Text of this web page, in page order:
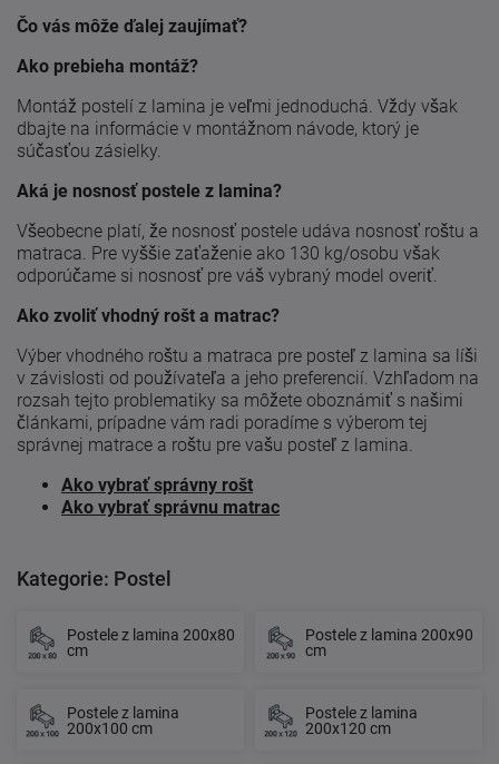
Čo vás môže ďalej zaujímať?
Ako prebieha montáž?
Montáž postelí z lamina je veľmi jednoduchá. Vždy však
dbajte na informácie v montážnom návode, ktorý je
súčasťou zásielky.
Aká je nosnosť postele z lamina?
Všeobecne platí, že nosnosť postele udáva nosnosť roštu a
matraca. Pre vyššie zaťaženie ako 130 kg/osobu však
odporúčame si nosnosť pre váš vybraný model overiť.
Ako zvoliť vhodný rošt a matrac?
Výber vhodného roštu a matraca pre posteľ z lamina sa líši
v závislosti od používateľa a jeho preferencií. Vzhľadom na
rozsah tejto problematiky sa môžete oboznámiť s našimi
článkami, prípadne vám radi poradíme s výberom tej
správnej matrace a roštu pre vašu posteľ z lamina.
Ako vybrať správny rošt
Ako vybrať správnu matrac
Kategorie: Postel
Postele z lamina 200x80
cm
Postele z lamina 200x90
cm
Postele z lamina
200x100 cm
Postele z lamina
200x120 cm